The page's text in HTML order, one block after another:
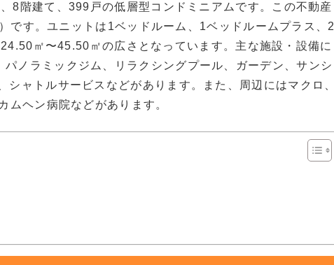
8階建て、399戸の低層型コンドミニアムです。この不動産
です。ユニットは1ベッドルーム、1ベッドルームプラス、2
㎡〜45.50㎡の広さとなっています。主な施設・設備に
ノラミックジム、リラクシングプール、ガーデン、サンシ
シャトルサービスなどがあります。また、周辺にはマクロ、
ムヘン病院などがあります。